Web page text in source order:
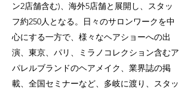
ン2店舗含む)、海外5店舗と展開し、スタッ
フ約250人となる。日々のサロンワークを中
心にする一方で、様々なヘアショーへの出
演、東京、パリ、ミラノコレクション含むア
パレルブランドのヘアメイク、業界誌の掲
載、全国セミナーなど、多岐に渡り、スタッ